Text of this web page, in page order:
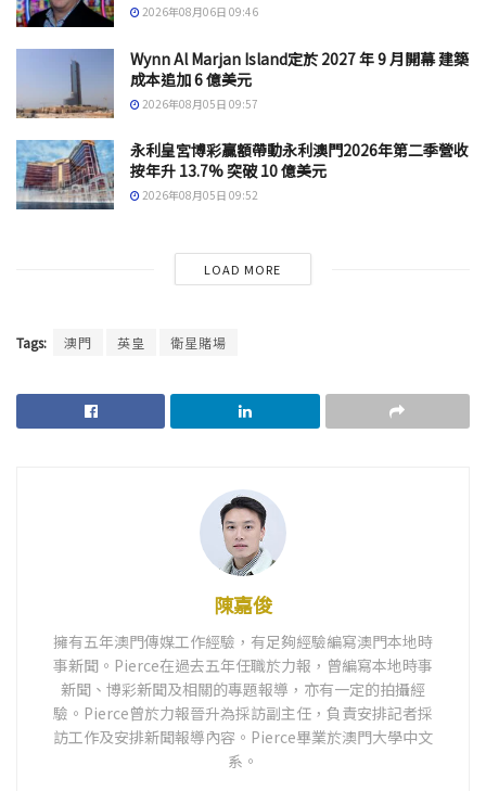
2026年08月06日 09:46
Wynn Al Marjan Island定於 2027 年 9 月開幕 建築
成本追加 6 億美元
2026年08月05日 09:57
永利皇宮博彩贏額帶動永利澳門2026年第二季營收
按年升 13.7% 突破 10 億美元
2026年08月05日 09:52
LOAD MORE
Tags: 澳門 英皇 衛星賭場
陳嘉俊
擁有五年澳門傳媒工作經驗，有足夠經驗編寫澳門本地時
事新聞。Pierce在過去五年任職於力報，曾編寫本地時事
新聞、博彩新聞及相關的專題報導，亦有一定的拍攝經
驗。Pierce曾於力報晉升為採訪副主任，負責安排記者採
訪工作及安排新聞報導內容。Pierce畢業於澳門大學中文
系。